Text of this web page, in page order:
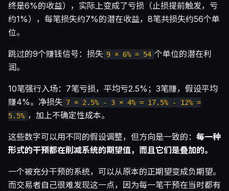
终是6%的收益），实际上变成了亏损（止损提前触发，亏
约1%），每笔损失约7%的潜在收益，8笔共损失约56个单
位。
跳过的9个赚钱信号：损失 9 × 6% = 54 个单位的潜在利
润。
10笔强行入场：7笔亏损，平均亏2.5%；3笔赚，假设平均
赚4%。净损失 7 × 2.5% - 3 × 4% = 17.5% - 12% =
5.5% ，加上不确定性成本。
这些数字可以用不同的假设调整，但方向是一致的： 每一种
形式的干预都在削减系统的期望值，而且它们是叠加的。
一个被充分干预的系统，可以从原本的正期望变成负期望。
而交易者自己很难发现这一点，因为每一笔干预在当时都有